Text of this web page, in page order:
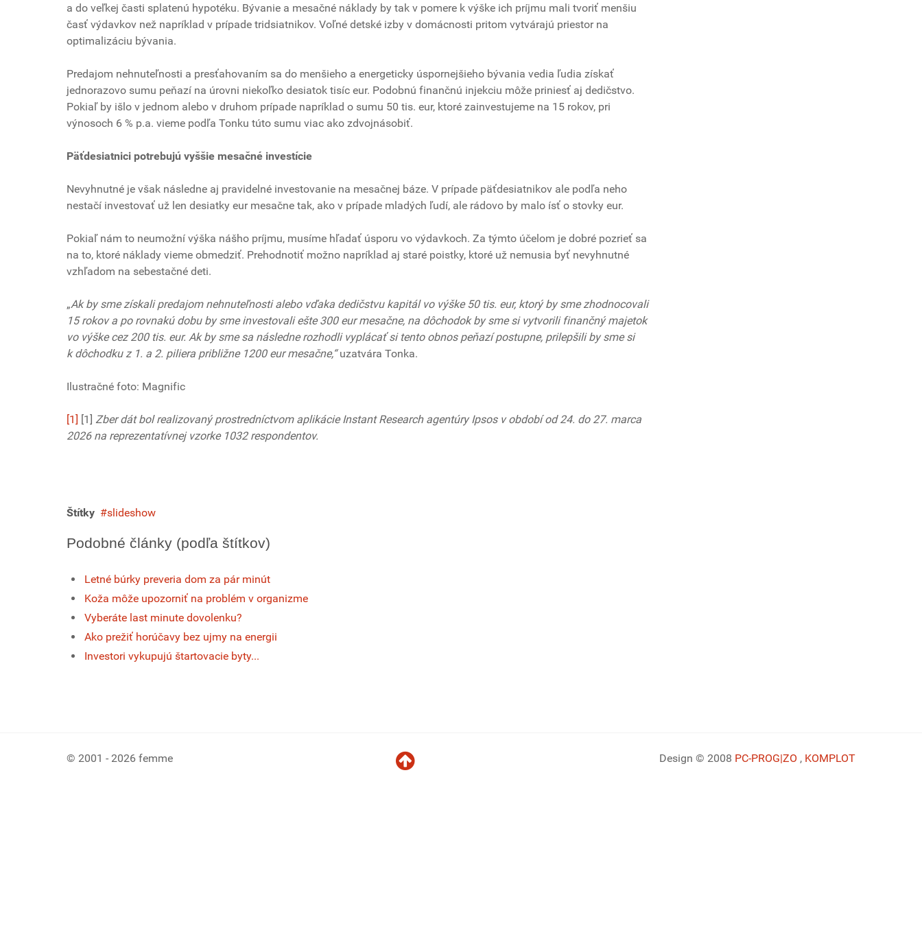
a do veľkej časti splatenú hypotéku. Bývanie a mesačné náklady by tak v pomere k výške ich príjmu mali tvoriť menšiu
časť výdavkov než napríklad v prípade tridsiatnikov. Voľné detské izby v domácnosti pritom vytvárajú priestor na
optimalizáciu bývania.
Predajom nehnuteľnosti a presťahovaním sa do menšieho a energeticky úspornejšieho bývania vedia ľudia získať
jednorazovo sumu peňazí na úrovni niekoľko desiatok tisíc eur. Podobnú finančnú injekciu môže priniesť aj dedičstvo.
Pokiaľ by išlo v jednom alebo v druhom prípade napríklad o sumu 50 tis. eur, ktoré zainvestujeme na 15 rokov, pri
výnosoch 6 % p.a. vieme podľa Tonku túto sumu viac ako zdvojnásobiť.
Päťdesiatnici potrebujú vyššie mesačné investície
Nevyhnutné je však následne aj pravidelné investovanie na mesačnej báze. V prípade päťdesiatnikov ale podľa neho
nestačí investovať už len desiatky eur mesačne tak, ako v prípade mladých ľudí, ale rádovo by malo ísť o stovky eur.
Pokiaľ nám to neumožní výška nášho príjmu, musíme hľadať úsporu vo výdavkoch. Za týmto účelom je dobré pozrieť sa
na to, ktoré náklady vieme obmedziť. Prehodnotiť možno napríklad aj staré poistky, ktoré už nemusia byť nevyhnutné
vzhľadom na sebestačné deti.
„Ak by sme získali predajom nehnuteľnosti alebo vďaka dedičstvu kapitál vo výške 50 tis. eur, ktorý by sme zhodnocovali
15 rokov a po rovnakú dobu by sme investovali ešte 300 eur mesačne, na dôchodok by sme si vytvorili finančný majetok
vo výške cez 200 tis. eur. Ak by sme sa následne rozhodli vyplácať si tento obnos peňazí postupne, prilepšili by sme si
k dôchodku z 1. a 2. piliera približne 1200 eur mesačne,“uzatvára Tonka.
Ilustračné foto: Magnific
[1] [1] Zber dát bol realizovaný prostredníctvom aplikácie Instant Research agentúry Ipsos v období od 24. do 27. marca
2026 na reprezentatívnej vzorke 1032 respondentov.
Štítky slideshow
Podobné články (podľa štítkov)
Letné búrky preveria dom za pár minút
Koža môže upozorniť na problém v organizme
Vyberáte last minute dovolenku?
Ako prežiť horúčavy bez ujmy na energii
Investori vykupujú štartovacie byty...
© 2001 - 2026 femme Design © 2008 PC-PROG|ZO , KOMPLOT